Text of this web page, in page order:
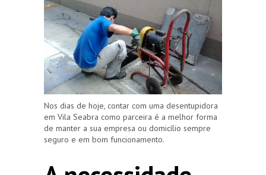
Nos dias de hoje, contar com uma desentupidora
em Vila Seabra como parceira é a melhor forma
de manter a sua empresa ou domicílio sempre
seguro e em bom funcionamento.